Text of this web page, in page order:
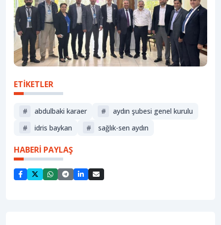
ETİKETLER
# abdulbaki karaer #
aydın şubesi genel kurulu
#
idris baykan # sağlık-sen aydın
HABERİ PAYLAŞ